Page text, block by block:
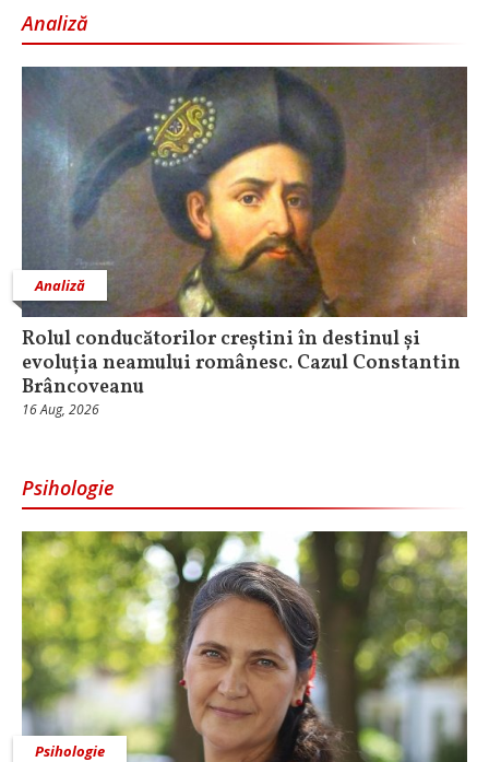
Analiză
Analiză
Rolul conducătorilor creștini în destinul și
evoluția neamului românesc. Cazul Constantin
Brâncoveanu
16 Aug, 2026
Psihologie
Psihologie